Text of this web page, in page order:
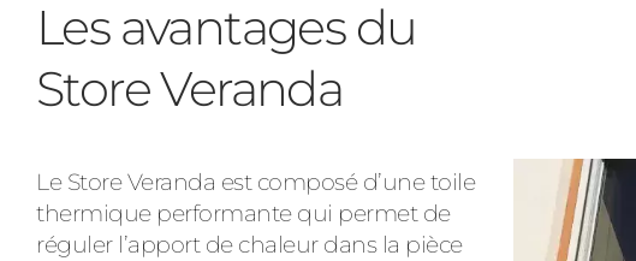
Les avantages du
Store Veranda
Le Store Veranda est composé d’une toile
thermique performante qui permet de
réguler l’apport de chaleur dans la pièce